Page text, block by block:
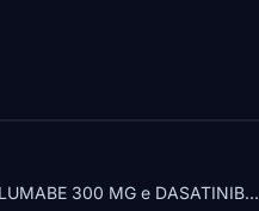
300 MG e DASATINIB...